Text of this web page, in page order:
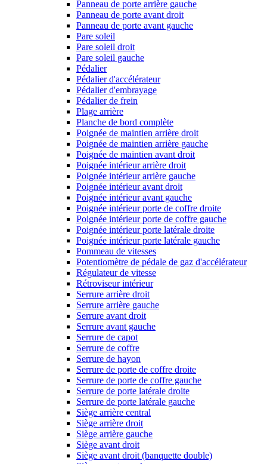
Panneau de porte arrière gauche
Panneau de porte avant droit
Panneau de porte avant gauche
Pare soleil
Pare soleil droit
Pare soleil gauche
Pédalier
Pédalier d'accélérateur
Pédalier d'embrayage
Pédalier de frein
Plage arrière
Planche de bord complète
Poignée de maintien arrière droit
Poignée de maintien arrière gauche
Poignée de maintien avant droit
Poignée intérieur arrière droit
Poignée intérieur arrière gauche
Poignée intérieur avant droit
Poignée intérieur avant gauche
Poignée intérieur porte de coffre droite
Poignée intérieur porte de coffre gauche
Poignée intérieur porte latérale droite
Poignée intérieur porte latérale gauche
Pommeau de vitesses
Potentiomètre de pédale de gaz d'accélérateur
Régulateur de vitesse
Rétroviseur intérieur
Serrure arrière droit
Serrure arrière gauche
Serrure avant droit
Serrure avant gauche
Serrure de capot
Serrure de coffre
Serrure de hayon
Serrure de porte de coffre droite
Serrure de porte de coffre gauche
Serrure de porte latérale droite
Serrure de porte latérale gauche
Siège arrière central
Siège arrière droit
Siège arrière gauche
Siège avant droit
Siège avant droit (banquette double)